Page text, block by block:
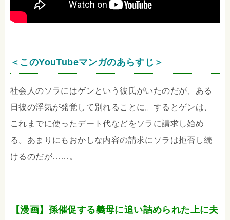
＜このYouTubeマンガのあらすじ＞
社会人のソラにはゲンという彼氏がいたのだが、ある
日彼の浮気が発覚して別れることに。するとゲンは、
これまでに使ったデート代などをソラに請求し始め
る。あまりにもおかしな内容の請求にソラは拒否し続
けるのだが……。
【漫画】孫催促する義母に追い詰められた上に夫